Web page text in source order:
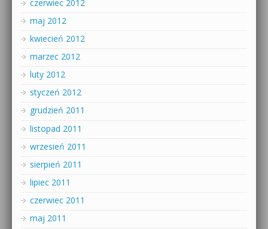
czerwiec 2012
maj 2012
kwiecień 2012
marzec 2012
luty 2012
styczeń 2012
grudzień 2011
listopad 2011
wrzesień 2011
sierpień 2011
lipiec 2011
czerwiec 2011
maj 2011